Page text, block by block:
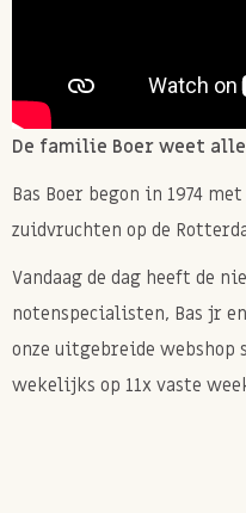
De familie Boer weet
Bas Boer begon in 1974
zuidvruchten op de
Vandaag de dag heeft de
notenspecialisten, Bas jr
onze uitgebreide webshop
wekelijks op 11x vaste